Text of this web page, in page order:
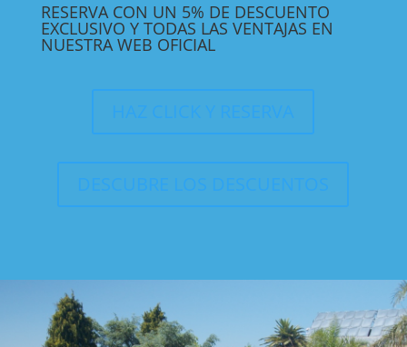
RESERVA CON UN 5% DE DESCUENTO
EXCLUSIVO Y TODAS LAS VENTAJAS EN
NUESTRA WEB OFICIAL